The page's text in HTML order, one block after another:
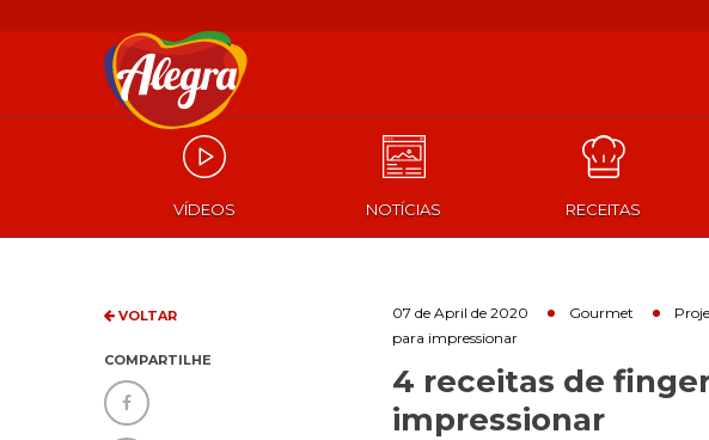
VÍDEOS NOTÍCIAS RECEITAS
VOLTAR
COMPARTILHE
07 de April de 2020 Gourmet
para impressionar
4 receitas de
impressionar